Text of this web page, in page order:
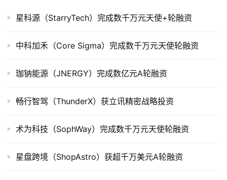
重
司
市
投
据
星科源（StarryTech）完成数千万元天使+轮融资
中科加禾（Core Sigma）完成数千万元天使轮融资
珈钠能源（JNERGY）完成数亿元A轮融资
畅行智驾（ThunderX）获立讯精密战略投资
术为科技（SophWay）完成数千万元天使轮融资
星盘跨境（ShopAstro）获超千万美元A轮融资